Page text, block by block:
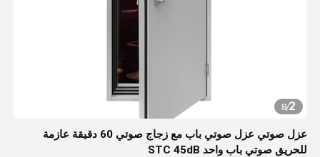
2
/
8
عزل صوتي عزل صوتي باب مع زجاج صوتي 60 دقيقة عازمة
للحريق صوتي باب واحد STC 45dB